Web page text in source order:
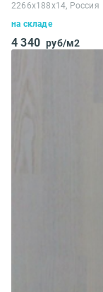
2266x188x14, Россия
на складе
4 340 руб/м2